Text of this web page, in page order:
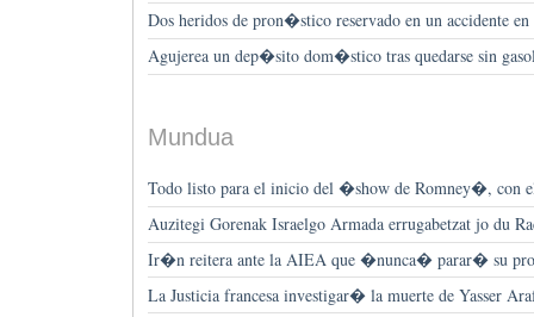
Dos heridos de pron�stico reservado en un accidente en
Agujerea un dep�sito dom�stico tras quedarse sin
Mundua
Todo listo para el inicio del �show de Romney�, con
Auzitegi Gorenak Israelgo Armada errugabetzat jo du
Ir�n reitera ante la AIEA que �nunca� parar� su
La Justicia francesa investigar� la muerte de Yasser